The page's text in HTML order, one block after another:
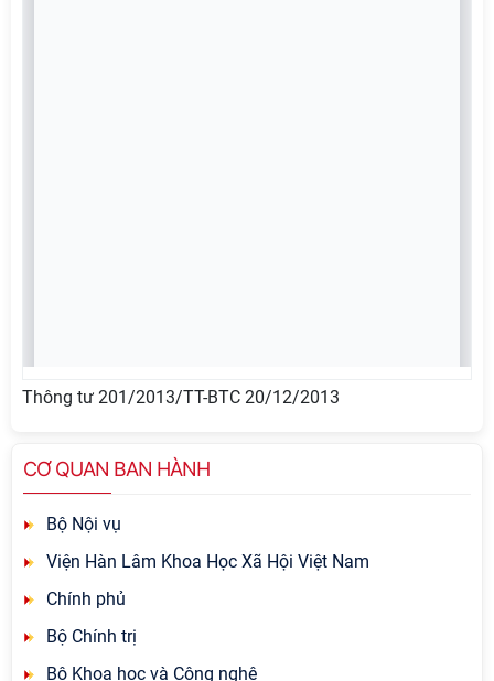
Thông tư 201/2013/TT-BTC 20/12/2013
CƠ QUAN BAN HÀNH
Bộ Nội vụ
Viện Hàn Lâm Khoa Học Xã Hội Việt Nam
Chính phủ
Bộ Chính trị
Bộ Khoa học và Công nghệ